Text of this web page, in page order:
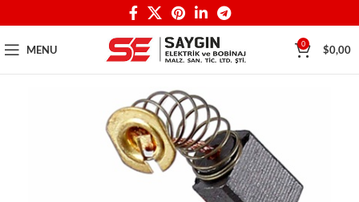
MENU 0 $0,00